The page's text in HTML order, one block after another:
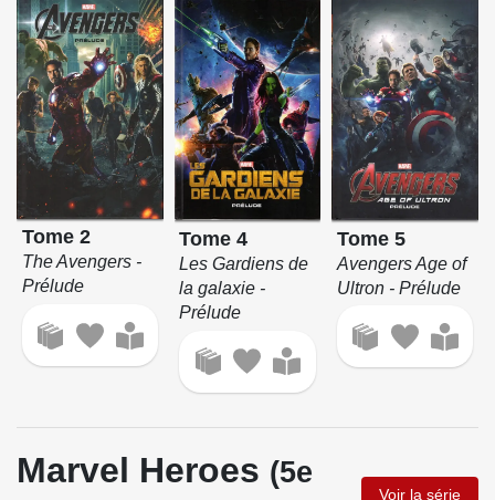
Tome 2
The Avengers -
Prélude
Tome 4
Les Gardiens de
la galaxie -
Prélude
Tome 5
Avengers Age of
Ultron - Prélude
Marvel Heroes (5e
Voir la série